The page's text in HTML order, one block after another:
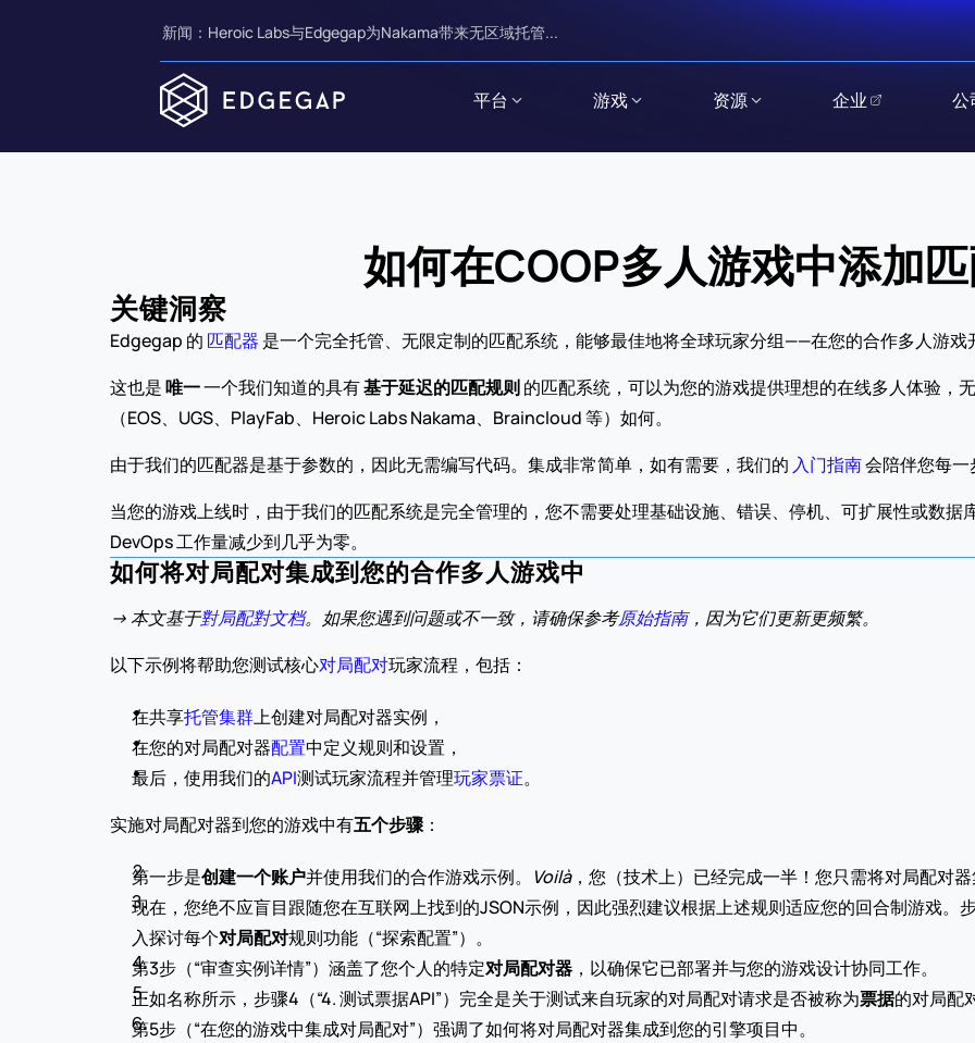
新闻：Heroic Labs与Edgegap为Nakama带来无区域托管...
平台 游戏 资源 企业 公
如何在COOP多人游戏中添加
关键洞察
Edgegap 的 匹配器 是一个完全托管、无限定制的匹配系统，能够最佳地将全球玩家分组——在您的合作多人游戏
这也是 唯一 一个我们知道的具有 基于延迟的匹配规则 的匹配系统，可以为您的游戏提供理想的在线多人体验，
（EOS、UGS、PlayFab、Heroic Labs Nakama、Braincloud 等）如何。
由于我们的匹配器是基于参数的，因此无需编写代码。集成非常简单，如有需要，我们的 入门指南 会陪伴您每一
当您的游戏上线时，由于我们的匹配系统是完全管理的，您不需要处理基础设施、错误、停机、可扩展性或数据
DevOps 工作量减少到几乎为零。
如何将对局配对集成到您的合作多人游戏中
-> 本文基于對局配對文档。如果您遇到问题或不一致，请确保参考原始指南，因为它们更新更频繁。
以下示例将帮助您测试核心对局配对玩家流程，包括：
在共享托管集群上创建对局配对器实例，
在您的对局配对器配置中定义规则和设置，
最后，使用我们的API测试玩家流程并管理玩家票证。
实施对局配对器到您的游戏中有五个步骤：
第一步是创建一个账户并使用我们的合作游戏示例。 Voilà，您（技术上）已经完成一半！您只需将对局配对器
现在，您绝不应盲目跟随您在互联网上找到的JSON示例，因此强烈建议根据上述规则适应您的回合制游戏。
入探讨每个对局配对规则功能（“探索配置”）。
第3步（“审查实例详情”）涵盖了您个人的特定对局配对器，以确保它已部署并与您的游戏设计协同工作。
正如名称所示，步骤4（“4. 测试票据API”）完全是关于测试来自玩家的对局配对请求是否被称为票据的对局配
第5步（“在您的游戏中集成对局配对”）强调了如何将对局配对器集成到您的引擎项目中。